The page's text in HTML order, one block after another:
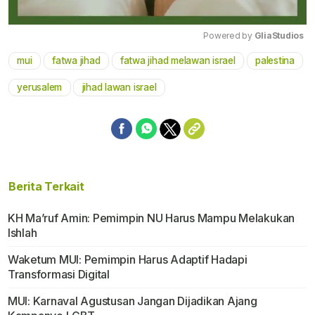
Mute
Powered by GliaStudios
mui fatwa jihad fatwa jihad melawan israel palestina
yerusalem jihad lawan israel
Berita Terkait
KH Ma’ruf Amin: Pemimpin NU Harus Mampu Melakukan
Ishlah
Waketum MUI: Pemimpin Harus Adaptif Hadapi
Transformasi Digital
MUI: Karnaval Agustusan Jangan Dijadikan Ajang